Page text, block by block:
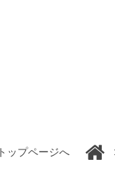
トップページへ